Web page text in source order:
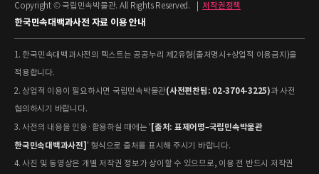
Copyright © 국립민속박물관. All Rights Reserved.
저작권정책
한국민속대백과사전 자료 이용 안내
1. 한국민속대백과사전의 텍스트는 공공누리 제2유형(출처명시+상업적 이용금지)을
적용합니다.
2. 상업적 이용이 필요하시면 국립민속박물관(사전편찬팀: 02-3704-3225)과 사전
협의하시기 바랍니다.
3. 사전의 내용을 인용·활용하실 때에는 ' [출처: 표제어명–국립민속박물관
한국민속대백과사전] ' 형식으로 출처를 표시해 주시기 바랍니다.
4. 사진 및 동영상은 개별 저작권 정보가 상이할 수 있으므로, 이용 전 반드시 저작권